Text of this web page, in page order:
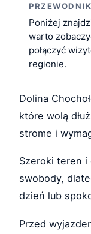
Poniżej
warto
połączyć
regionie.
Dolina
które wolą
strome i
Szeroki teren
swobody,
dzień lub
Przed